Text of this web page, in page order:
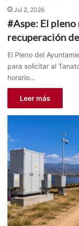
Jul 2, 2026
#Aspe: El
recuperación
El Pleno del
para solicitar al
horario…
Leer más